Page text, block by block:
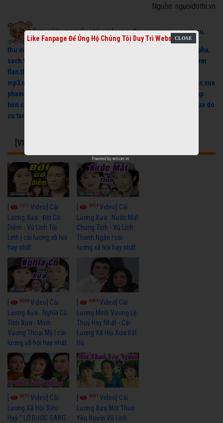
Nguồn: nguoidothi.vn
Xem cải lương miễn phí:cai luong,thu mua xe nuoc mia cu,
thu mua do cu máy phát điện 3 pha,
sach toi pham hoc
kem
flan,the hinh
mp3,nhac dance remix
nhac xua
pham hong que
sua nap
bon cau thong minh
thu mua do
cu tan binh
[VIDEO] CÓ THỂ BẠN QUAN TÂM
7672 Video] Cải
Lương Xưa : Đời Cô
Diễm - Vũ Linh Tài
Linh | cải lương xã hội
hay nhất
6924Video] Cải
Lương Xưa : Nước Mắt
Chung Tình - Vũ Linh
Thanh Ngân | cải
lương xã hội hay nhất
6066Video] Cải
Lương Xưa : Nghĩa Cũ
Tình Xưa - Minh
Vương Thoại Mỹ | cải
lương xã hội hay nhất
6686Video] Cải
Lương Minh Vương Lệ
Thuỷ Hay Nhất - Cải
Lương Xã Hội Xưa Bất
Hủ
6975 Video] Cải
Lương Xã Hội Siêu
Hay " LỠ BƯỚC SANG
6391Video] Cải
Lương Xưa Một Thuở
Yêu Người Vũ Linh
Like Fanpage Để Ủng Hộ Chúng Tôi Duy Trì Website
Powered by netcore.vn